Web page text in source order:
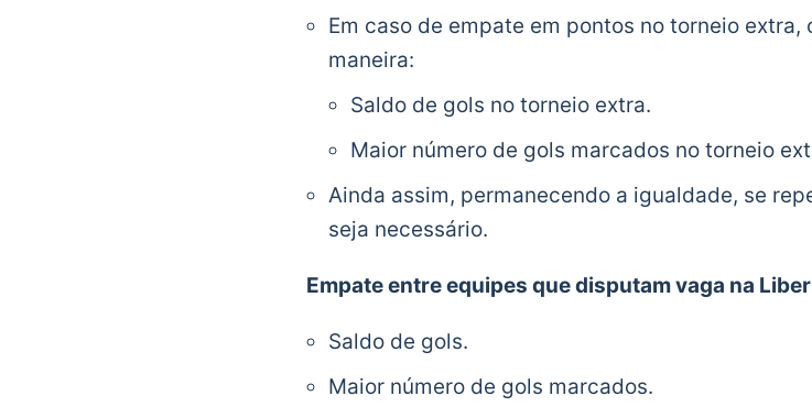
Em caso de empate em pontos no torneio
maneira:
Saldo de gols no torneio extra.
Maior número de gols marcados no torneio
Ainda assim, permanecendo a igualdade, se
seja necessário.
Empate entre equipes que disputam vaga na
Saldo de gols.
Maior número de gols marcados.